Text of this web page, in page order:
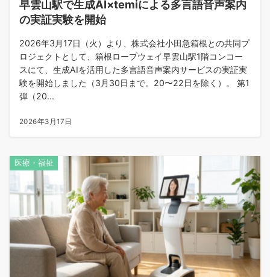
早雲山駅で生成AI×temiによる多言語音声案内
の実証実験を開始
2026年3月17日（火）より、株式会社小田急箱根との共同プ
ロジェクトとして、箱根ロープウェイ早雲山駅1階コンコー
スにて、生成AIを活用した多言語音声案内サービスの実証実
験を開始しました（3月30日まで。20〜22日を除く）。 第1
弾（20...
2026年3月17日
医療・福祉